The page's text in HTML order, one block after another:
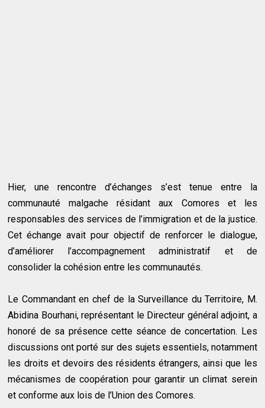
Hier, une rencontre d’échanges s’est tenue entre la
communauté malgache résidant aux Comores et les
responsables des services de l’immigration et de la justice.
Cet échange avait pour objectif de renforcer le dialogue,
d’améliorer l’accompagnement administratif et de
consolider la cohésion entre les communautés.
Le Commandant en chef de la Surveillance du Territoire, M.
Abidina Bourhani, représentant le Directeur général adjoint, a
honoré de sa présence cette séance de concertation. Les
discussions ont porté sur des sujets essentiels, notamment
les droits et devoirs des résidents étrangers, ainsi que les
mécanismes de coopération pour garantir un climat serein
et conforme aux lois de l’Union des Comores.